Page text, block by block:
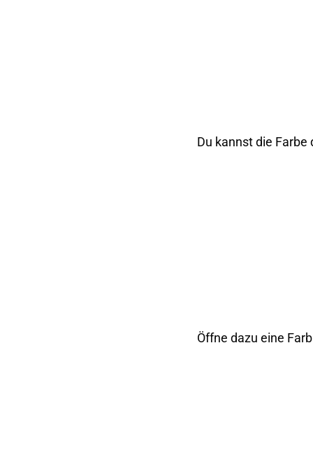
Du kannst die
Öffne dazu eine